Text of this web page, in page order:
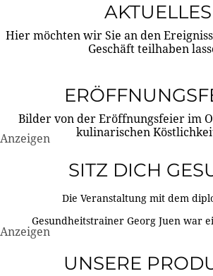
AKTUELLES
Hier möchten wir Sie an den
Geschäft teilhaben
Bilder von der Eröffnungsfeier im
kulinarischen
Anzeigen
SITZ DICH
Die Veranstaltung mit dem
Gesundheitstrainer Georg Juen war
Anzeigen
UNSERE